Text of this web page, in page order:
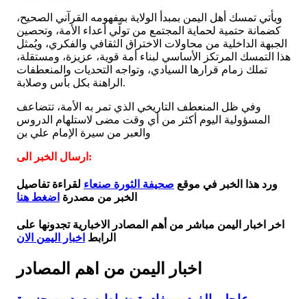
ويأتي تمسك أهل اليمن بمبدأ الولاية بمفهومه القرآني الصحيح،
كضمانة حتمية لحماية المجتمع من تولّي أعداء الأمة، وتحصين
الجبهة الداخلية من محاولات الاختراق الثقافي والفكري، ويُمثل
هذا التمسك المرتكز الأساسي لبناء أمة قوية، عزيزة، ومستقلة،
تملك زمام قرارها السيادي، وتواجه التحديات والمنعطفات
الراهنة بكل بأس وصلابة.
وفي ظل المنعطف التاريخي الذي تمر به الأمة، تتضاعف
المسؤولية اليوم أكثر من أي وقت مضى لاستلهام الدروس
والعبر من سيرة الإمام علي بن
ارسال الخبر الى:
ورد هذا الخبر في موقع صحيفة الثورة صنعاء لقراءة تفاصيل
الخبر من مصدرة اضغط هنا
اخر اخبار اليمن مباشر من أهم المصادر الاخبارية تجدونها على
الرابط اخبار اليمن الان
اخبار اليمن من اهم المصادر